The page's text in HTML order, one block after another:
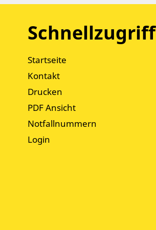
Schnellzugriff
Startseite
Kontakt
Drucken
PDF Ansicht
Notfallnummern
Login